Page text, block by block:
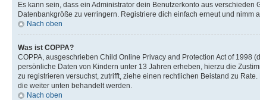
Es kann sein, dass ein Administrator dein Benutzerkonto aus
Datenbankgröße zu verringern. Registriere dich einfach erneut und nimm
Nach oben
Was ist COPPA?
COPPA, ausgeschrieben Child Online Privacy and Protection Act of 1998
persönliche Daten von Kindern unter 13 Jahren erheben, hierzu die
zu registrieren versuchst, zutrifft, ziehe einen rechtlichen Beistand zu
die weiter unten behandelt werden.
Nach oben